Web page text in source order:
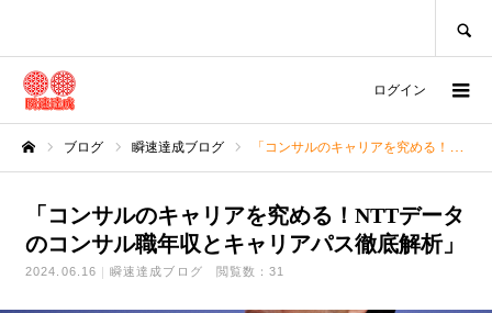
ログイン
ブログ 瞬速達成ブログ 「コンサルのキャリアを究める！NTTデータのコンサル職年収とキャリアパス徹底解析」
「コンサルのキャリアを究める！NTTデータ
のコンサル職年収とキャリアパス徹底解析」
2024.06.16 瞬速達成ブログ 閲覧数：31